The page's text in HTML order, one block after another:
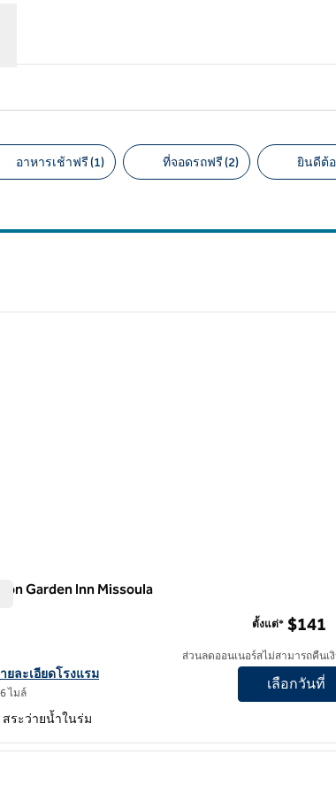
อาหารเช้าฟรี (1) ที่จอดรถฟรี (2) ยินดีต้
12
Garden Inn Missoula
ยละเอียดโรงแรม Hilton Garden Inn Missoula
ยละเอียดโรงแรม
ไมล์
ตั้งแต่* $141
ส่วนลดออนเนอร์สไม่สามารถคืนเ
เลือกวันที่
สระว่ายน้ำในร่ม
5